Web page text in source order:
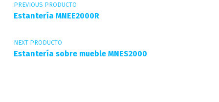
PREVIOUS PRODUCTO
Estantería MNEE2000R
NEXT PRODUCTO
Estantería sobre mueble MNES2000